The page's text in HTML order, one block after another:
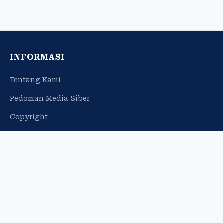
INFORMASI
Tentang Kami
Pedoman Media Siber
Copyright